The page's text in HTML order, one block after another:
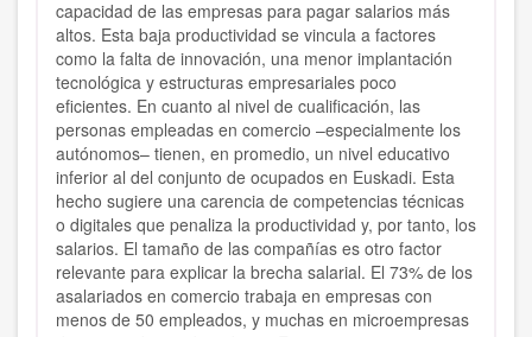
capacidad de las empresas para pagar salarios más
altos. Esta baja productividad se vincula a factores
como la falta de innovación, una menor implantación
tecnológica y estructuras empresariales poco
eficientes. En cuanto al nivel de cualificación, las
personas empleadas en comercio –especialmente los
autónomos– tienen, en promedio, un nivel educativo
inferior al del conjunto de ocupados en Euskadi. Esta
hecho sugiere una carencia de competencias técnicas
o digitales que penaliza la productividad y, por tanto, los
salarios. El tamaño de las compañías es otro factor
relevante para explicar la brecha salarial. El 73% de los
asalariados en comercio trabaja en empresas con
menos de 50 empleados, y muchas en microempresas